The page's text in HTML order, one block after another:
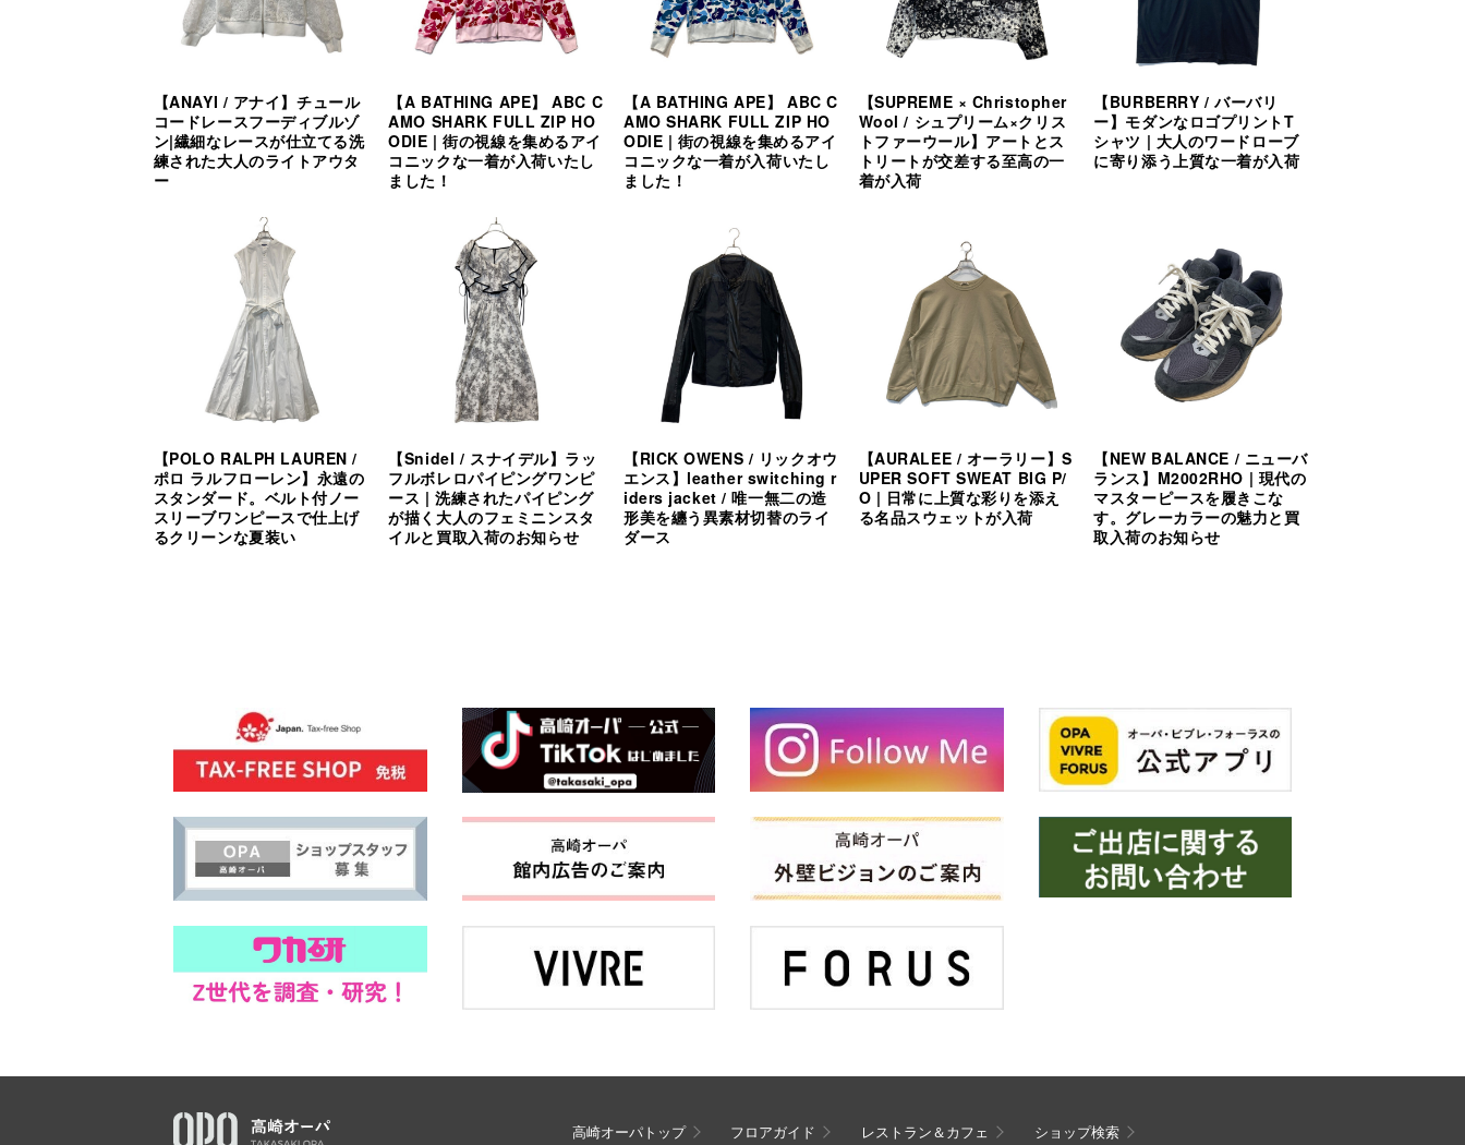
【ANAYI / アナイ】チュール
コードレースフーディブルゾ
ン|繊細なレースが仕立てる洗
練された大人のライトアウタ
ー
【A BATHING APE】 ABC C
AMO SHARK FULL ZIP HO
ODIE | 街の視線を集めるアイ
コニックな一着が入荷いたし
ました！
【A BATHING APE】 ABC C
AMO SHARK FULL ZIP HO
ODIE | 街の視線を集めるアイ
コニックな一着が入荷いたし
ました！
【SUPREME × Christopher
Wool / シュプリーム×クリス
トファーウール】アートとス
トリートが交差する至高の一
着が入荷
【BURBERRY / バーバリ
ー】モダンなロゴプリントT
シャツ | 大人のワードローブ
に寄り添う上質な一着が入荷
【POLO RALPH LAUREN /
ポロ ラルフローレン】永遠の
スタンダード。ベルト付ノー
スリーブワンピースで仕上げ
るクリーンな夏装い
【Snidel / スナイデル】ラッ
フルボレロパイピングワンピ
ース | 洗練されたパイピング
が描く大人のフェミニンスタ
イルと買取入荷のお知らせ
【RICK OWENS / リックオウ
エンス】leather switching r
iders jacket / 唯一無二の造
形美を纏う異素材切替のライ
ダース
【AURALEE / オーラリー】S
UPER SOFT SWEAT BIG P/
O | 日常に上質な彩りを添え
る名品スウェットが入荷
【NEW BALANCE / ニューバ
ランス】M2002RHO | 現代の
マスターピースを履きこな
す。グレーカラーの魅力と買
取入荷のお知らせ
高崎オーパトップ フロアガイド レストラン＆カフェ ショップ検索